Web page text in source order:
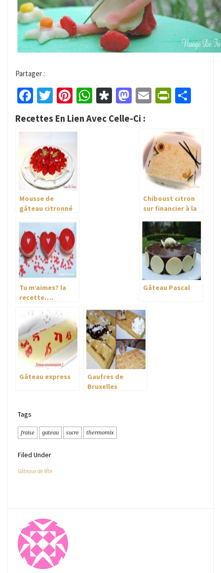
Partager :
Facebook
Twitter
Pinterest
WhatsApp
Diaspora
Mastodon
Email
Recettes En Lien Avec Celle-Ci :
Mousse de
gâteau citronné
Chiboust citron
sur financier à la
Tu m’aimes? la
recette….
Gâteau Pascal
Gâteau express
Gaufres de
Bruxelles
Tags
fraise gateau sucre thermomix
Filed Under
Gâteaux de fête